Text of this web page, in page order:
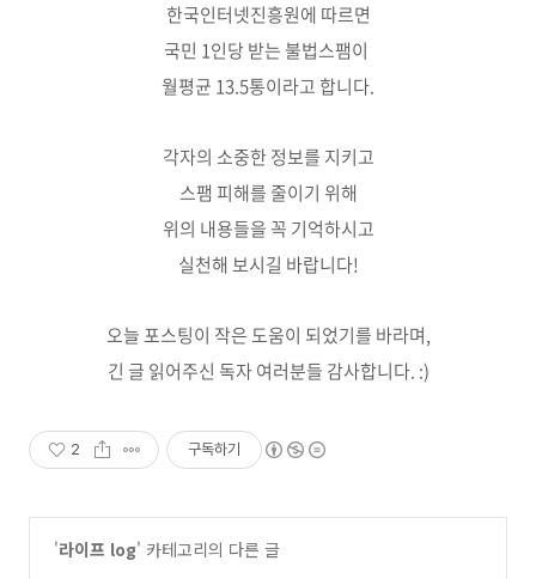
한국인터넷진흥원에 따르면
국민 1인당 받는 불법스팸이
월평균 13.5통이라고 합니다.
각자의 소중한 정보를 지키고
스팸 피해를 줄이기 위해
위의 내용들을 꼭 기억하시고
실천해 보시길 바랍니다!
오늘 포스팅이 작은 도움이 되었기를 바라며,
긴 글 읽어주신 독자 여러분들 감사합니다. :)
2 구독하기
'라이프 log' 카테고리의 다른 글